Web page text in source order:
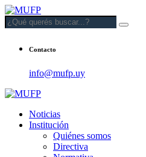
Contacto
info@mufp.uy
Noticias
Institución
Quiénes somos
Directiva